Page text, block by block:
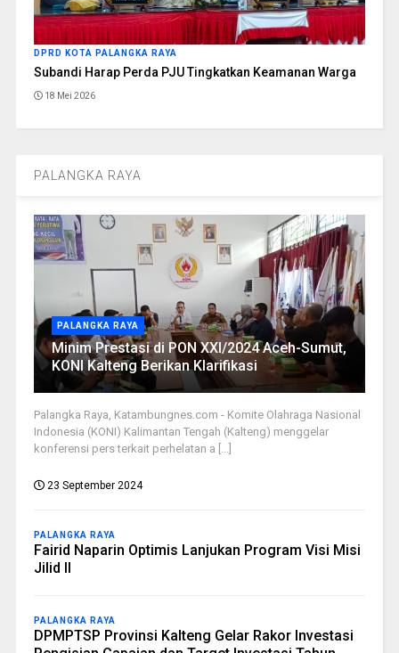
DPRD KOTA PALANGKA RAYA
Subandi Harap Perda PJU Tingkatkan Keamanan Warga
18 Mei 2026
PALANGKA RAYA
PALANGKA RAYA
Minim Prestasi di PON XXI/2024 Aceh-Sumut,
KONI Kalteng Berikan Klarifikasi
Palangka Raya, Katambungnes.com - Komite Olahraga Nasional
Indonesia (KONI) Kalimantan Tengah (Kalteng) menggelar
konferensi pers terkait perhelatan a [...]
23 September 2024
PALANGKA RAYA
Fairid Naparin Optimis Lanjukan Program Visi Misi
Jilid II
PALANGKA RAYA
DPMPTSP Provinsi Kalteng Gelar Rakor Investasi